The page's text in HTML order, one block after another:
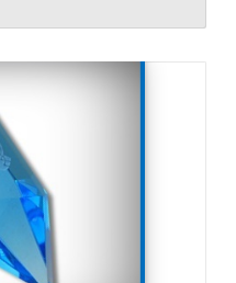
Turquesa. Grande.